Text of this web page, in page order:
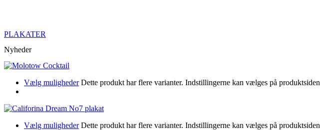
PLAKATER
Nyheder
Vælg muligheder Dette produkt har flere varianter. Indstillingerne kan vælges på produktsiden
Vælg muligheder Dette produkt har flere varianter. Indstillingerne kan vælges på produktsiden